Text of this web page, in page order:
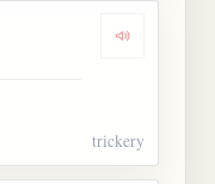
Dengarkan
trickery